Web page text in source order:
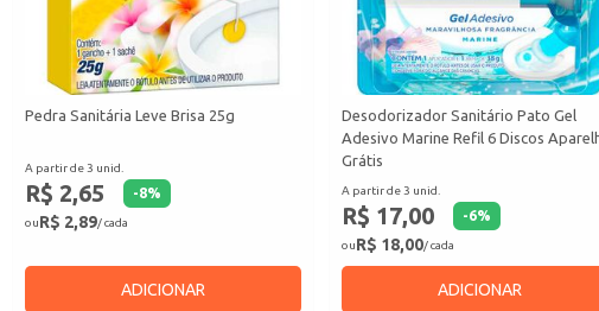
Pedra Sanitária Leve Brisa 25g
A partir de 3 unid.
R$ 2,65 -8%
ouR$ 2,89/ cada
ADICIONAR
Desodorizador Sanitário Pato Gel
Adesivo Marine Refil 6 Discos
Grátis
A partir de 3 unid.
R$ 17,00 -6%
ouR$ 18,00/ cada
ADICIONAR